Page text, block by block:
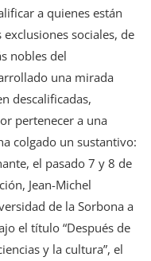
a quienes están
sociales, de
nobles del
una mirada
descalificadas,
pertenecer a una
colgado un sustantivo:
el pasado 7 y 8 de
Jean-Michel
de la Sorbona a
el título “Después de
y la cultura”, el